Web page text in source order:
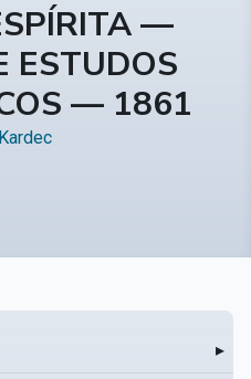
—
ESTUDOS
— 1861
▸